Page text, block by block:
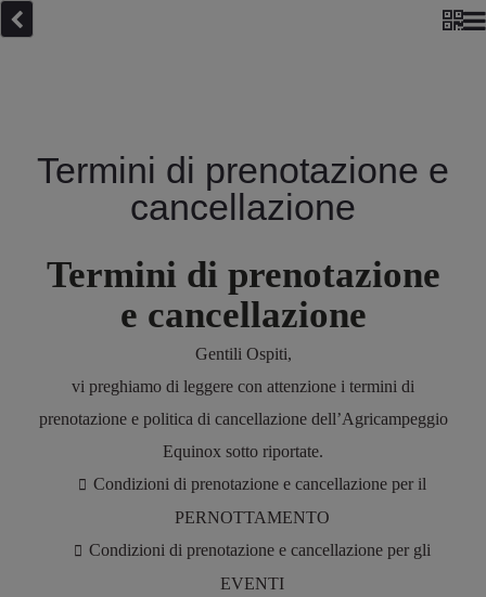
Termini di prenotazione e
cancellazione
Termini di prenotazione
e cancellazione
Gentili Ospiti,
vi preghiamo di leggere con attenzione i termini di
prenotazione e politica di cancellazione dell’Agricampeggio
Equinox sotto riportate.
Condizioni di prenotazione e cancellazione per il
PERNOTTAMENTO
Condizioni di prenotazione e cancellazione per gli
EVENTI